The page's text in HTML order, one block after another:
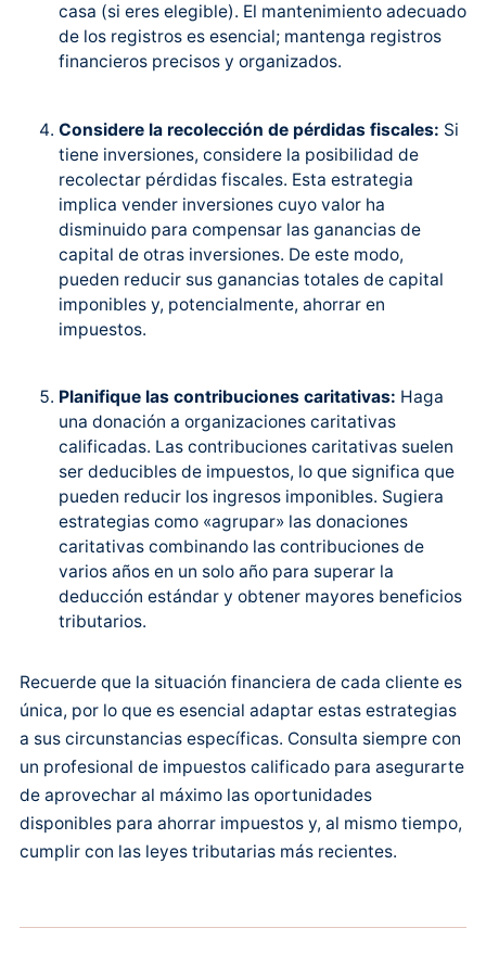
casa (si eres elegible). El mantenimiento adecuado
de los registros es esencial; mantenga registros
financieros precisos y organizados.
Considere la recolección de pérdidas fiscales: Si
tiene inversiones, considere la posibilidad de
recolectar pérdidas fiscales. Esta estrategia
implica vender inversiones cuyo valor ha
disminuido para compensar las ganancias de
capital de otras inversiones. De este modo,
pueden reducir sus ganancias totales de capital
imponibles y, potencialmente, ahorrar en
impuestos.
Planifique las contribuciones caritativas: Haga
una donación a organizaciones caritativas
calificadas. Las contribuciones caritativas suelen
ser deducibles de impuestos, lo que significa que
pueden reducir los ingresos imponibles. Sugiera
estrategias como «agrupar» las donaciones
caritativas combinando las contribuciones de
varios años en un solo año para superar la
deducción estándar y obtener mayores beneficios
tributarios.
Recuerde que la situación financiera de cada cliente es
única, por lo que es esencial adaptar estas estrategias
a sus circunstancias específicas. Consulta siempre con
un profesional de impuestos calificado para asegurarte
de aprovechar al máximo las oportunidades
disponibles para ahorrar impuestos y, al mismo tiempo,
cumplir con las leyes tributarias más recientes.